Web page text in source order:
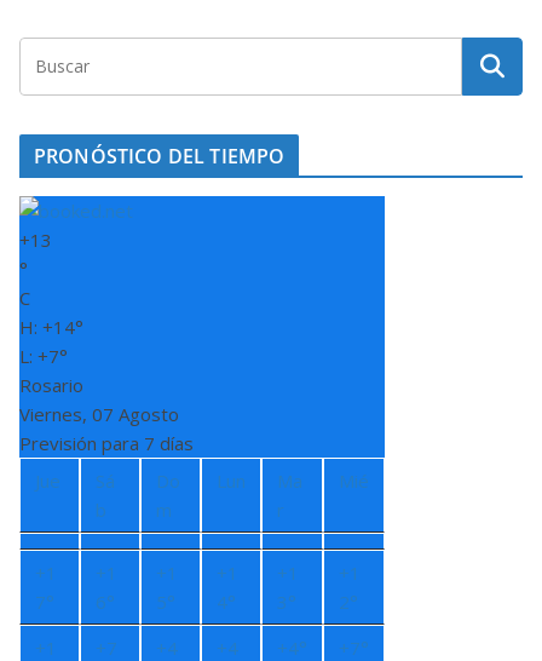
PRONÓSTICO DEL TIEMPO
+13
°
C
H: +14°
L: +7°
Rosario
Viernes, 07 Agosto
Previsión para 7 días
Jue
Sá
b
Do
m
Lun
Ma
r
Mié
+1
7°
+1
6°
+1
5°
+1
4°
+1
3°
+1
2°
+1
+7
+4
+4
+4° +7°